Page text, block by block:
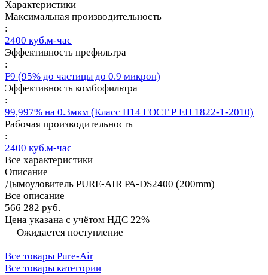
Характеристики
Максимальная производительность
:
2400 куб.м-час
Эффективность префильтра
:
F9 (95% до частицы до 0.9 микрон)
Эффективность комбофильтра
:
99,997% на 0.3мкм (Класс Н14 ГОСТ Р ЕН 1822-1-2010)
Рабочая производительность
:
2400 куб.м-час
Все характеристики
Описание
Дымоуловитель PURE-AIR PA-DS2400 (200mm)
Все описание
566 282 руб.
Цена указана с учётом НДС 22%
Ожидается поступление
Все товары Pure-Air
Все товары категории